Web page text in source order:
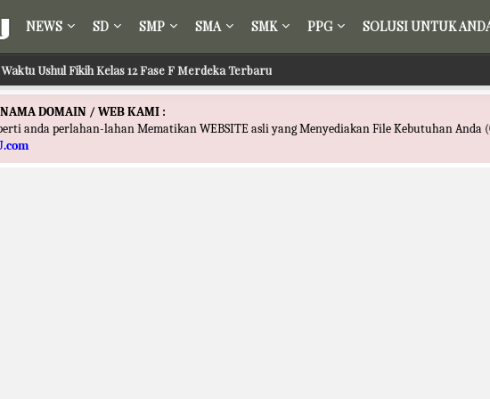
NEWS SD SMP SMA SMK PPG SOLUSI UNTUK
Ushul Fikih Kelas 12 Fase F Merdeka Terbaru
DOMAIN / WEB KAMI :
anda perlahan-lahan Mematikan WEBSITE asli yang Menyediakan File Kebutuhan Anda